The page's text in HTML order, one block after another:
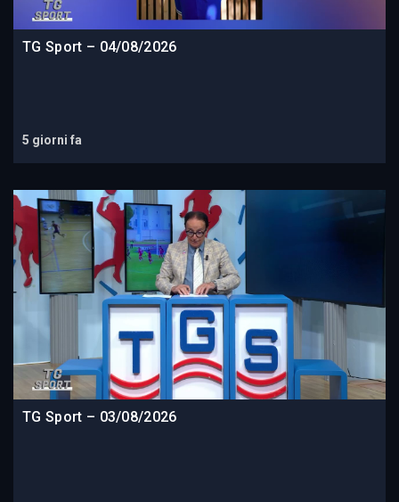
TG Sport – 04/08/2026
5 giorni fa
TG Sport – 03/08/2026